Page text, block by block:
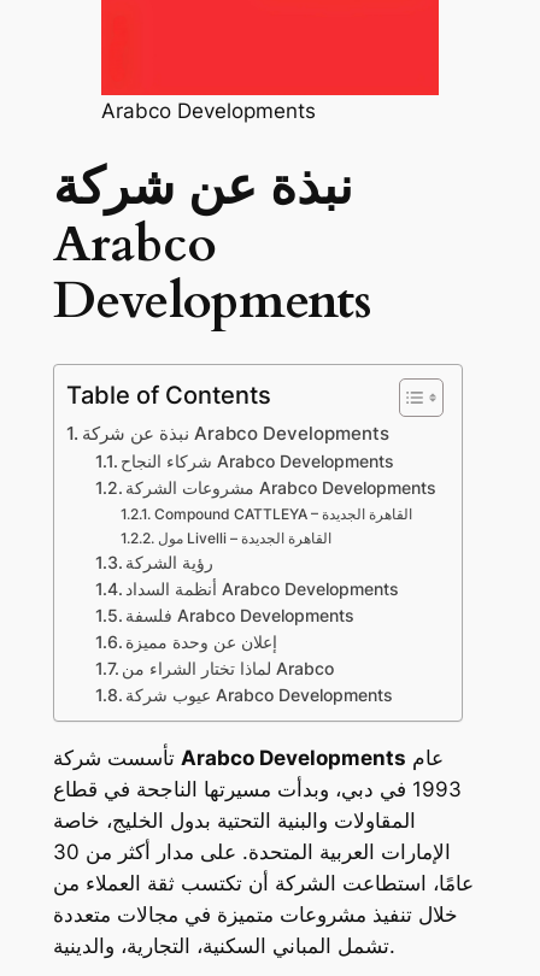
Arabco Developments
نبذة عن شركة
Arabco
Developments
Table of Contents
نبذة عن شركة Arabco Developments
شركاء النجاح Arabco Developments
مشروعات الشركة Arabco Developments
Compound CATTLEYA – القاهرة الجديدة
مول Livelli – القاهرة الجديدة
رؤية الشركة
أنظمة السداد Arabco Developments
فلسفة Arabco Developments
إعلان عن وحدة مميزة
لماذا تختار الشراء من Arabco
عيوب شركة Arabco Developments
تأسست شركة Arabco Developments
1993 في دبي، وبدأت مسيرتها الناجحة في قطاع
المقاولات والبنية التحتية بدول الخليج، خاصة
الإمارات العربية المتحدة. على مدار أكثر من 30
عامًا، استطاعت الشركة أن تكتسب ثقة العملاء من
خلال تنفيذ مشروعات متميزة في مجالات متعددة
تشمل المباني السكنية، التجارية، والدينية.